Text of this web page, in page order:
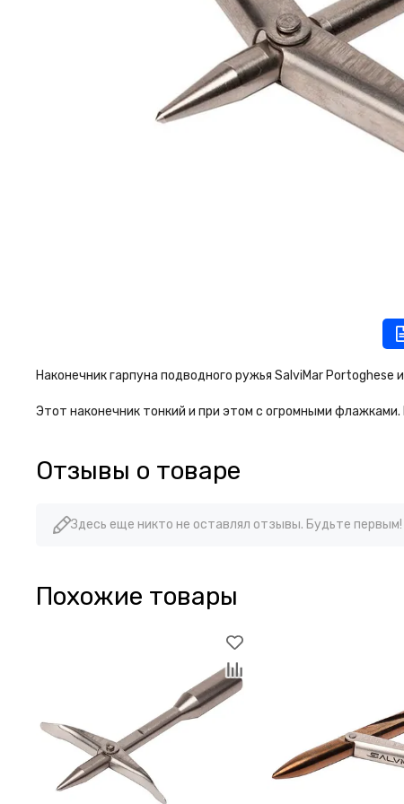
Наконечник гарпуна подводного ружья SalviMar
Этот наконечник тонкий и при этом с огромными
Отзывы о товаре
Здесь еще никто не оставлял отзывы. Будьте первым!
Похожие товары